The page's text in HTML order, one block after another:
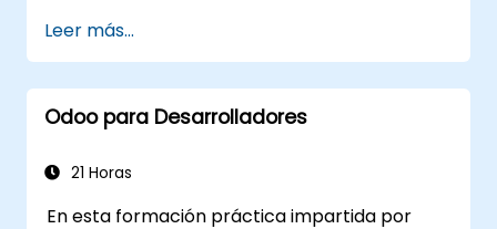
Utilizar las avanzadas herramientas de
informes de Odoo para crear informes
financieros personalizados, tableros
(dashboards) y análisis que respalden la
Configurar y gestionar múltiples tasas
Leer más...
Odoo para Desarrolladores
21 Horas
En esta formación práctica impartida por